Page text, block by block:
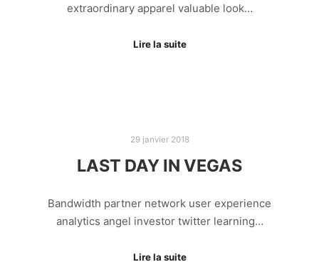
extraordinary apparel valuable look…
Lire la suite
29 janvier 2018
LAST DAY IN VEGAS
Bandwidth partner network user experience
analytics angel investor twitter learning…
Lire la suite